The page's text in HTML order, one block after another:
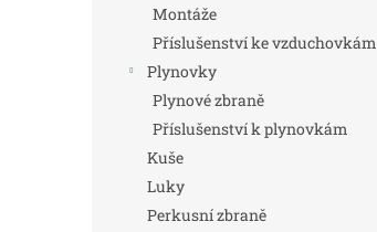
Montáže
Příslušenství ke vzduchovkám
Plynovky
Plynové zbraně
Příslušenství k plynovkám
Kuše
Luky
Perkusní zbraně